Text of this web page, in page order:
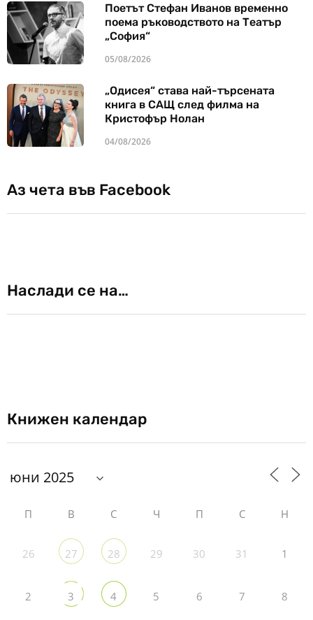
Поетът Стефан Иванов временно
поема ръководството на Театър
„София“
05/08/2026
„Одисея“ става най-търсената
книга в САЩ след филма на
Кристофър Нолан
04/08/2026
Аз чета във Facebook
Наслади се на…
Книжен календар
П В С Ч П С Н
26 27 28 29 30 31 1
2 3 4 5 6 7 8